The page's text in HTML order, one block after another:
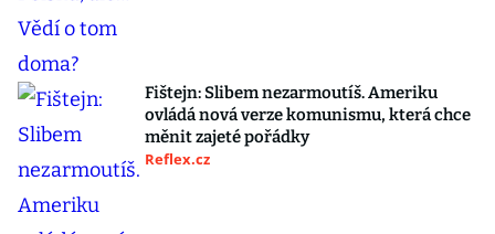
Fištejn: Slibem nezarmoutíš. Ameriku
ovládá nová verze komunismu, která chce
měnit zajeté pořádky
Reflex.cz